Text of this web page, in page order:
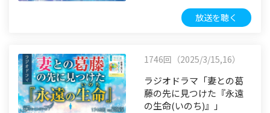
放送を聴く
1746回（2025/3/15,16）
ラジオドラマ「妻との葛
藤の先に見つけた『永遠
の生命(いのち)』」